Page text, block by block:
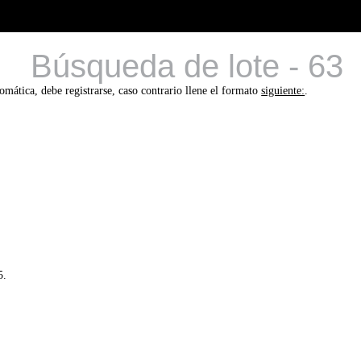
Búsqueda de lote - 63
debe registrarse, caso contrario llene el formatosiguiente:.